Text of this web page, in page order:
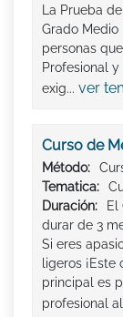
La Prueba
Grado
personas
Profesional
exig... ver
Curso de
Método:
Tematica:
Duración:
El
durar de 3
Si eres
ligeros ¡Este
principal es
profesional